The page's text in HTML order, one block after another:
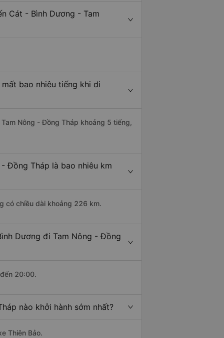
Cát - Bình Dương - Tam
bao nhiêu tiếng khi di
Nông - Đồng Tháp khoảng 5 tiếng,
Đồng Tháp là bao nhiêu km
có chiều dài khoảng 226 km.
Dương đi Tam Nông - Đồng
20:00.
nào khởi hành sớm nhất?
Thiên Bảo.